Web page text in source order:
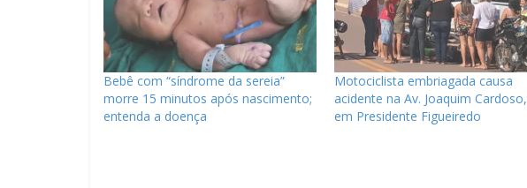
Bebê com “síndrome da sereia”
morre 15 minutos após nascimento;
entenda a doença
Motociclista embriagada causa
acidente na Av. Joaquim Cardoso,
em Presidente Figueiredo